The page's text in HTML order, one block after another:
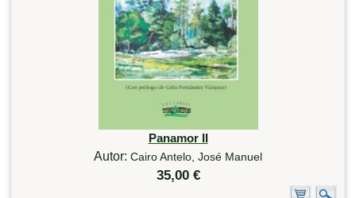
Panamor II
Autor: Cairo Antelo, José Manuel
35,00 €